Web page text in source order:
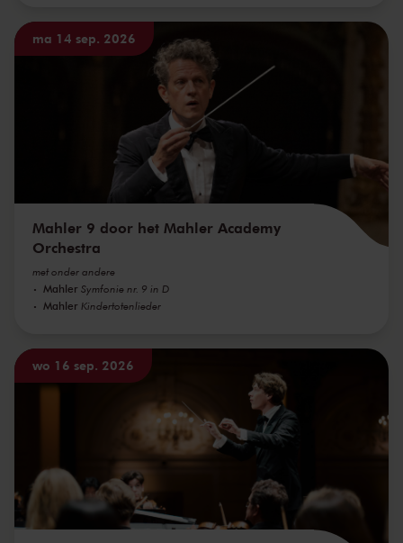
ma 14 sep. 2026
Mahler 9 door het Mahler Academy
Orchestra
met onder andere
Mahler Symfonie nr. 9 in D
Mahler Kindertotenlieder
wo 16 sep. 2026